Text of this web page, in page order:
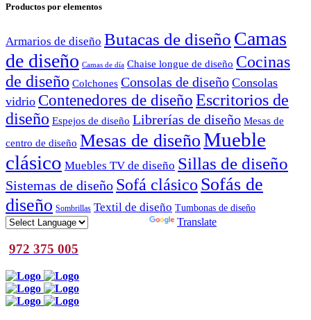
Productos por elementos
Armarios de diseño Butacas de diseño Camas
de diseño Camas de día Chaise longue de diseño Cocinas
de diseño Colchones Consolas de diseño Consolas
vidrio Contenedores de diseño Escritorios de
diseño Espejos de diseño Librerías de diseño Mesas de
centro de diseño Mesas de diseñoMueble
clásico Muebles TV de diseño Sillas de diseño
Sistemas de diseño Sofá clásico Sofás de
diseño Sombrillas Textil de diseño Tumbonas de diseño
Translate
972 375 005